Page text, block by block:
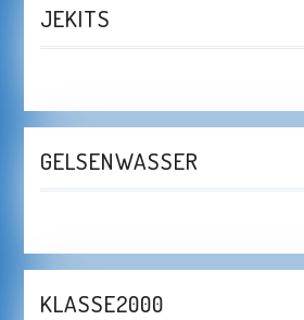
JEKITS
GELSENWASSER
KLASSE2000